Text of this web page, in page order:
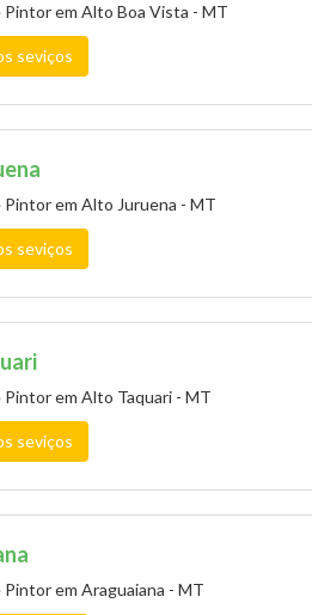
Pintor em Alto Boa Vista - MT
seviços
Pintor em Alto Juruena - MT
seviços
Pintor em Alto Taquari - MT
seviços
Pintor em Araguaiana - MT